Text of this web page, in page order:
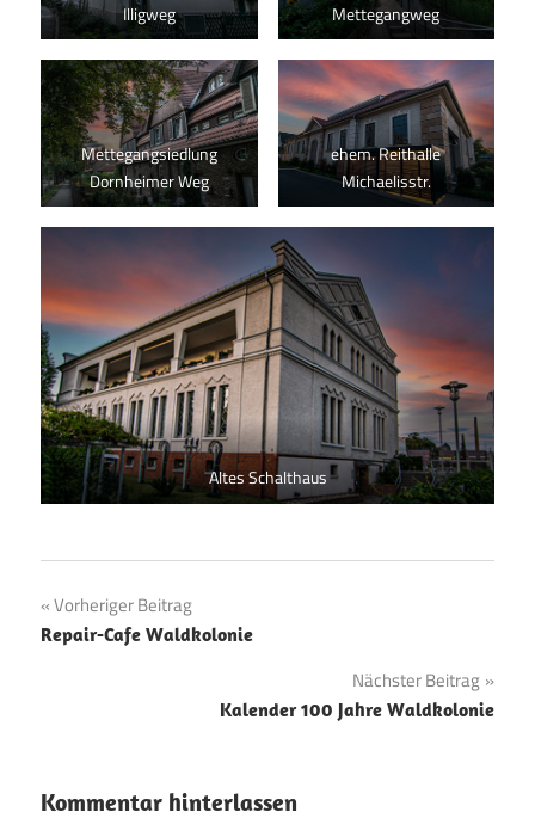
Illigweg
Mettegangweg
Mettegangsiedlung
Dornheimer Weg
ehem. Reithalle
Michaelisstr.
Altes Schalthaus
Beitragsnavigation
Vorheriger Beitrag
Repair-Cafe Waldkolonie
Nächster Beitrag
Kalender 100 Jahre Waldkolonie
Kommentar hinterlassen